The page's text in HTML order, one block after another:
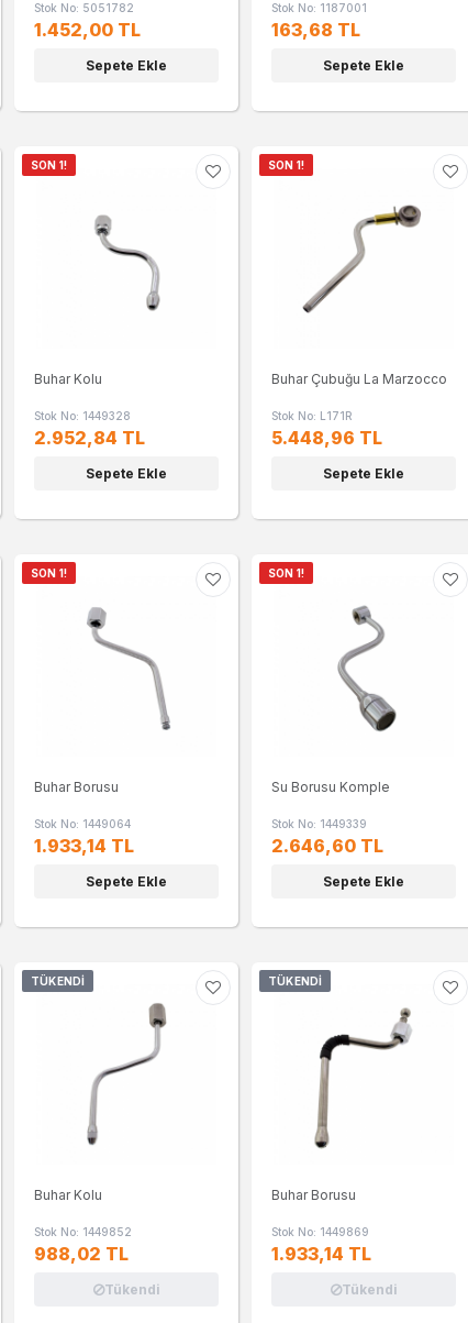
Stok No: 5051782
1.452,00 TL
Sepete Ekle
Stok No: 1187001
163,68 TL
Sepete Ekle
SON 1!
Buhar Kolu
Stok No: 1449328
2.952,84 TL
Sepete Ekle
SON 1!
Buhar Çubuğu La Marzocco
Stok No: L171R
5.448,96 TL
Sepete Ekle
SON 1!
Buhar Borusu
Stok No: 1449064
1.933,14 TL
Sepete Ekle
SON 1!
Su Borusu Komple
Stok No: 1449339
2.646,60 TL
Sepete Ekle
TÜKENDI
Buhar Kolu
Stok No: 1449852
988,02 TL
Tükendi
TÜKENDI
Buhar Borusu
Stok No: 1449869
1.933,14 TL
Tükendi